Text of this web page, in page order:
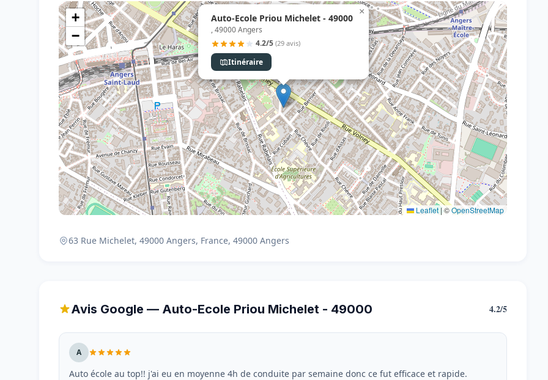
Auto-Ecole Priou Michelet - 49000
, 49000 Angers
4.2/5 (29 avis)
Itinéraire
×
+
−
Leaflet |©OpenStreetMap
63 Rue Michelet, 49000 Angers, France, 49000 Angers
Avis Google — Auto-Ecole Priou Michelet - 49000 4.2/5
A
Auto école au top!! j'ai eu en moyenne 4h de conduite par semaine donc ce fut efficace et rapide.